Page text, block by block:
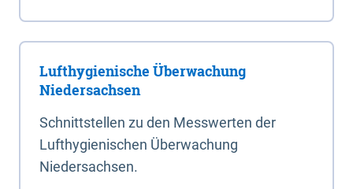
Lufthygienische Überwachung
Niedersachsen
Schnittstellen zu den Messwerten der
Lufthygienischen Überwachung
Niedersachsen.